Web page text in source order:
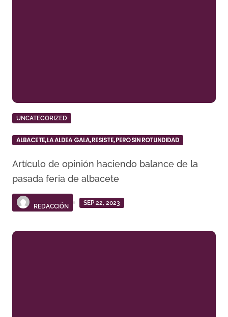
UNCATEGORIZED
ALBACETE, LA ALDEA GALA, RESISTE, PERO SIN ROTUNDIDAD
Artículo de opinión haciendo balance de la
pasada feria de albacete
REDACCIÓN
SEP 22, 2023